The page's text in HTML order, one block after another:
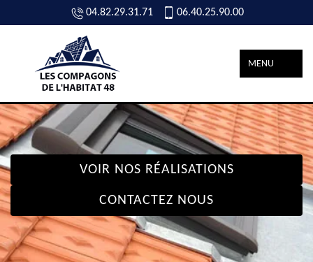
04.82.29.31.71 06.40.25.90.00
MENU
VOIR NOS RÉALISATIONS
CONTACTEZ NOUS